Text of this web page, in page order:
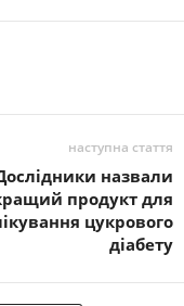
наступна стаття
назвали
продукт для
цукрового
діабету